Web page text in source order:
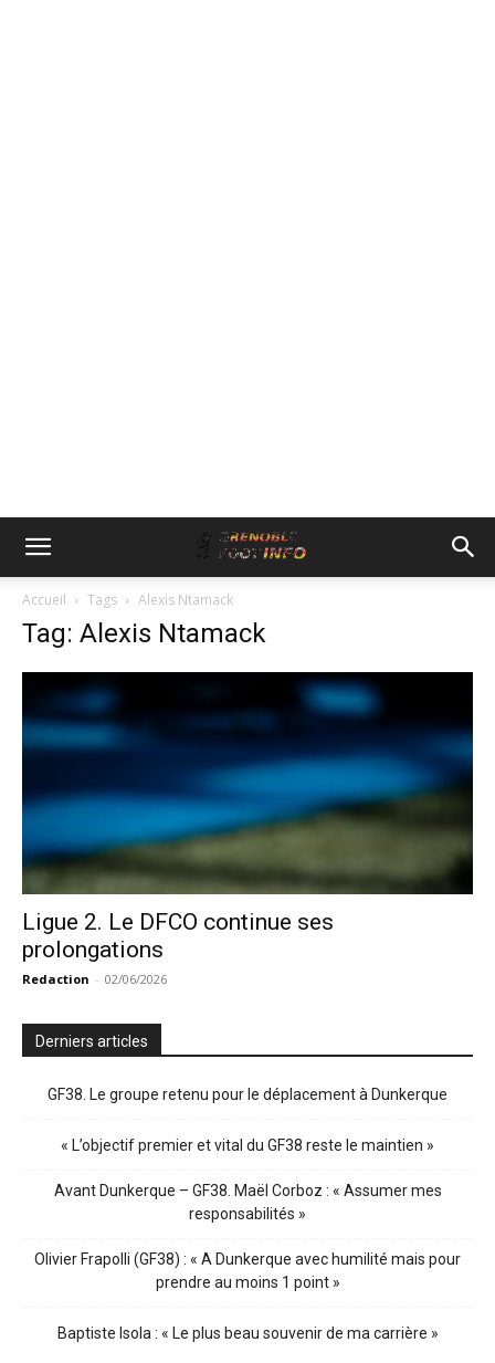
Accueil Tags Alexis Ntamack
Tag: Alexis Ntamack
Ligue 2. Le DFCO continue ses
prolongations
Redaction - 02/06/2026
Derniers articles
GF38. Le groupe retenu pour le déplacement à Dunkerque
« L’objectif premier et vital du GF38 reste le maintien »
Avant Dunkerque – GF38. Maël Corboz : « Assumer mes
responsabilités »
Olivier Frapolli (GF38) : « A Dunkerque avec humilité mais pour
prendre au moins 1 point »
Baptiste Isola : « Le plus beau souvenir de ma carrière »